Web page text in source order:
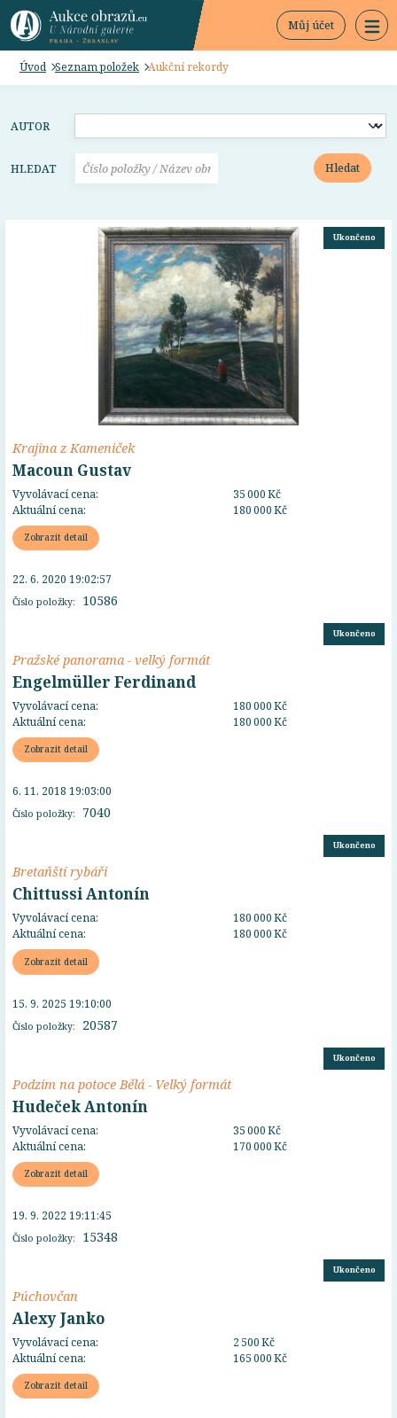
Můj účet
Úvod Seznam položek Aukční rekordy
AUTOR
HLEDAT Hledat
Ukončeno
Krajina z Kameniček
Macoun Gustav
Vyvolávací cena:
35 000 Kč
Aktuální cena:
180 000 Kč
Zobrazit detail
Číslo položky: 10586
22. 6. 2020 19:02:57
Ukončeno
Pražské panorama - velký formát
Engelmüller Ferdinand
Vyvolávací cena:
180 000 Kč
Aktuální cena:
180 000 Kč
Zobrazit detail
Číslo položky: 7040
6. 11. 2018 19:03:00
Ukončeno
Bretaňští rybáři
Chittussi Antonín
Vyvolávací cena:
180 000 Kč
Aktuální cena:
180 000 Kč
Zobrazit detail
Číslo položky: 20587
15. 9. 2025 19:10:00
Ukončeno
Podzim na potoce Bělá - Velký formát
Hudeček Antonín
Vyvolávací cena:
35 000 Kč
Aktuální cena:
170 000 Kč
Zobrazit detail
Číslo položky: 15348
19. 9. 2022 19:11:45
Ukončeno
Púchovčan
Alexy Janko
Vyvolávací cena:
2 500 Kč
Aktuální cena:
165 000 Kč
Zobrazit detail